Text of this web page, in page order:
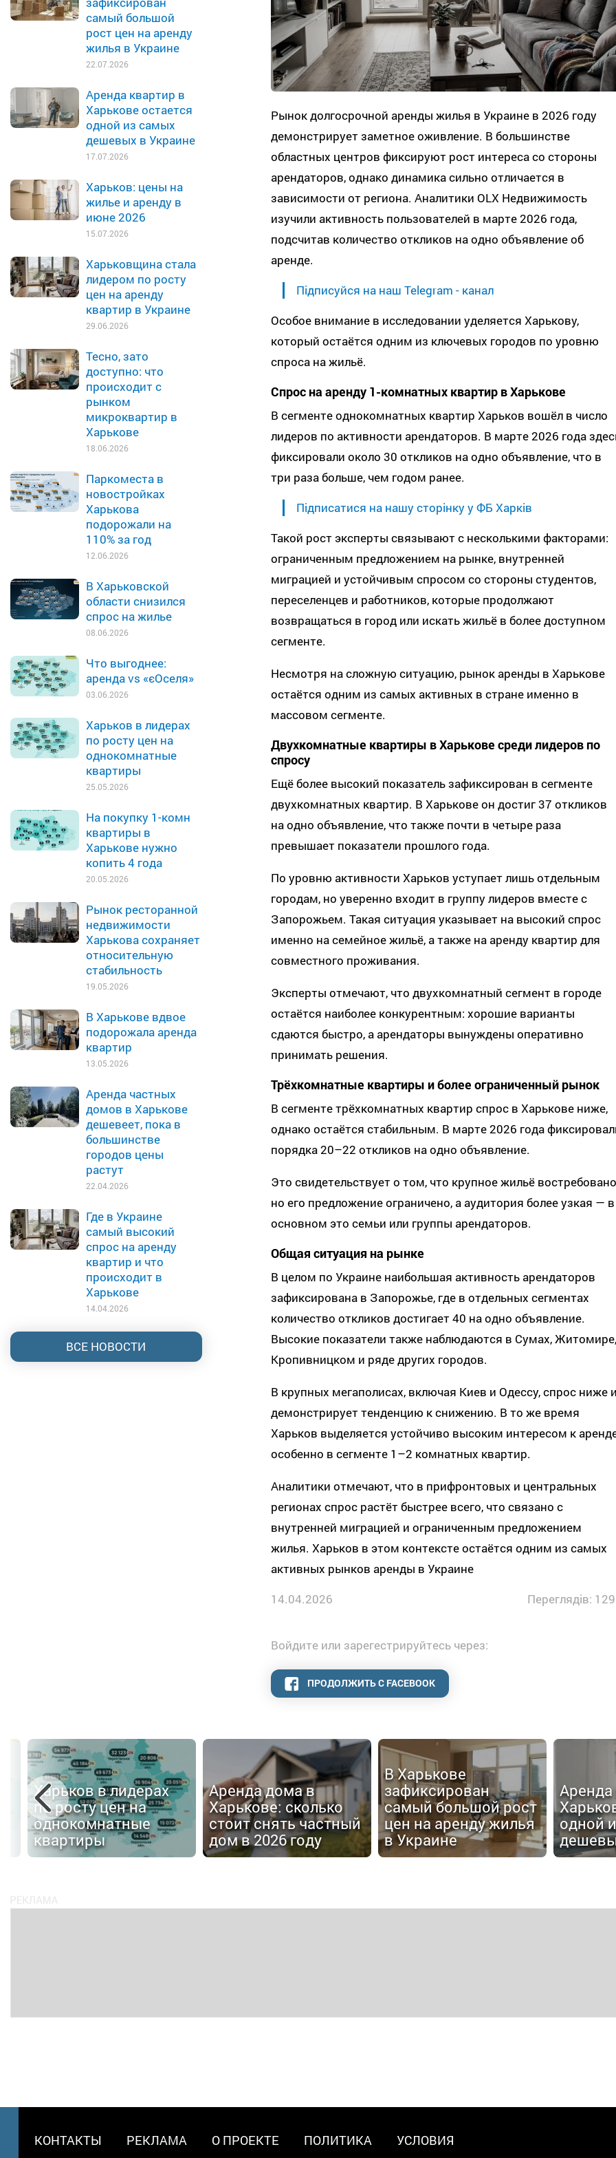
самый большой
рост цен на аренду
жилья в Украине
22.07.2026
Аренда квартир в
Харькове остается
одной из самых
дешевых в Украине
17.07.2026
Харьков: цены на
жилье и аренду в
июне 2026
15.07.2026
Харьковщина стала
лидером по росту
цен на аренду
квартир в Украине
29.06.2026
Тесно, зато
доступно: что
происходит с
рынком
микроквартир в
Харькове
18.06.2026
Паркоместа в
новостройках
Харькова
подорожали на
110% за год
12.06.2026
В Харьковской
области снизился
спрос на жилье
08.06.2026
Что выгоднее:
аренда vs «єОселя»
03.06.2026
Харьков в лидерах
по росту цен на
однокомнатные
квартиры
25.05.2026
На покупку 1-комн
квартиры в
Харькове нужно
копить 4 года
20.05.2026
Рынок ресторанной
недвижимости
Харькова сохраняет
относительную
стабильность
19.05.2026
В Харькове вдвое
подорожала аренда
квартир
13.05.2026
Аренда частных
домов в Харькове
дешевеет, пока в
большинстве
городов цены
растут
22.04.2026
Где в Украине
самый высокий
спрос на аренду
квартир и что
происходит в
Харькове
14.04.2026
ВСЕ НОВОСТИ
Рынок долгосрочной аренды жилья в Украине в 2026 году
демонстрирует заметное оживление. В большинстве
областных центров фиксируют рост интереса со стороны
арендаторов, однако динамика сильно отличается в
зависимости от региона. Аналитики OLX Недвижимость
изучили активность пользователей в марте 2026 года,
подсчитав количество откликов на одно объявление об
аренде.
Підписуйся на наш Telegram - канал
Особое внимание в исследовании уделяется Харькову,
который остаётся одним из ключевых городов по уровню
спроса на жильё.
Спрос на аренду 1-комнатных квартир в Харькове
В сегменте однокомнатных квартир Харьков вошёл в число
лидеров по активности арендаторов. В марте 2026 года
фиксировали около 30 откликов на одно объявление, что в
три раза больше, чем годом ранее.
Підписатися на нашу сторінку у ФБ Харків
Такой рост эксперты связывают с несколькими факторами:
ограниченным предложением на рынке, внутренней
миграцией и устойчивым спросом со стороны студентов,
переселенцев и работников, которые продолжают
возвращаться в город или искать жильё в более доступном
сегменте.
Несмотря на сложную ситуацию, рынок аренды в Харькове
остаётся одним из самых активных в стране именно в
массовом сегменте.
Двухкомнатные квартиры в Харькове среди лидеров по
спросу
Ещё более высокий показатель зафиксирован в сегменте
двухкомнатных квартир. В Харькове он достиг 37 откликов
на одно объявление, что также почти в четыре раза
превышает показатели прошлого года.
По уровню активности Харьков уступает лишь отдельным
городам, но уверенно входит в группу лидеров вместе с
Запорожьем. Такая ситуация указывает на высокий спрос
именно на семейное жильё, а также на аренду квартир для
совместного проживания.
Эксперты отмечают, что двухкомнатный сегмент в городе
остаётся наиболее конкурентным: хорошие варианты
сдаются быстро, а арендаторы вынуждены оперативно
принимать решения.
Трёхкомнатные квартиры и более ограниченный рынок
В сегменте трёхкомнатных квартир спрос в Харькове ниже,
однако остаётся стабильным. В марте 2026 года
порядка 20–22 откликов на одно объявление.
Это свидетельствует о том, что крупное жильё
но его предложение ограничено, а аудитория более узкая — в
основном это семьи или группы арендаторов.
Общая ситуация на рынке
В целом по Украине наибольшая активность арендаторов
зафиксирована в Запорожье, где в отдельных сегментах
количество откликов достигает 40 на одно объявление.
Высокие показатели также наблюдаются в Сумах, Житомире,
Кропивницком и ряде других городов.
В крупных мегаполисах, включая Киев и Одессу, спрос ниже
демонстрирует тенденцию к снижению. В то же время
Харьков выделяется устойчиво высоким интересом к
особенно в сегменте 1–2 комнатных квартир.
Аналитики отмечают, что в прифронтовых и центральных
регионах спрос растёт быстрее всего, что связано с
внутренней миграцией и ограниченным предложением
жилья. Харьков в этом контексте остаётся одним из самых
активных рынков аренды в Украине
14.04.2026
Переглядів:
Войдите или зарегестрируйтесь через:
ПРОДОЛЖИТЬ С FACEBOOK
Харьков в лидерах
по росту цен на
однокомнатные
квартиры
Аренда дома в
Харькове: сколько
стоит снять частный
дом в 2026 году
В Харькове
зафиксирован
самый большой рост
цен на аренду жилья
в Украине
Аренда
одной
МЕНЮ
КОНТАКТЫ РЕКЛАМА О ПРОЕКТЕ ПОЛИТИКА УСЛОВИЯ